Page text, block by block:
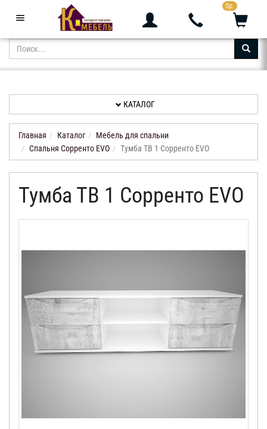
0р.
Звоните с 9:00 до 23:00 +7 (343) 361-05-24
КАТАЛОГ
АКЦИИ
НОВИНКИ
ОТЗЫВЫ
КАТАЛОГ
Главная Каталог
Мебель для спальни
Спальня Сорренто EVO
Тумба ТВ 1 Сорренто EVO
Тумба ТВ 1 Сорренто EVO